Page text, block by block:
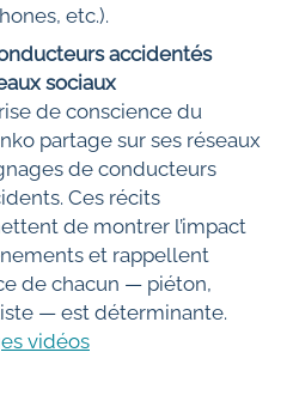
etc.).
accidentés
sociaux
de conscience du
partage sur ses réseaux
de conducteurs
Ces récits
de montrer l’impact
et rappellent
de chacun — piéton,
— est déterminante.
vidéos